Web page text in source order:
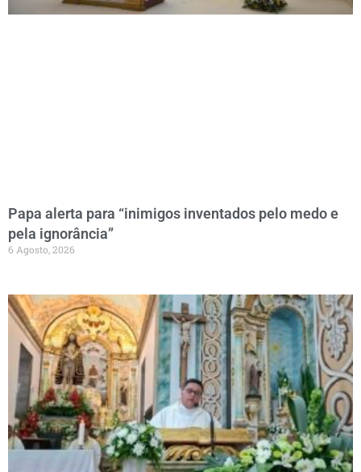
Papa alerta para “inimigos inventados pelo medo e
pela ignorância”
6 Agosto, 2026